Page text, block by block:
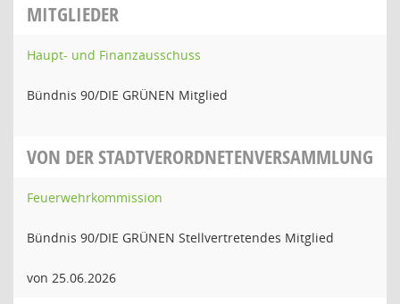
MITGLIEDER
Haupt- und Finanzausschuss
Bündnis 90/DIE GRÜNEN Mitglied
VON DER STADTVERORDNETENVERSAMMLUNG
Feuerwehrkommission
Bündnis 90/DIE GRÜNEN Stellvertretendes Mitglied
von 25.06.2026